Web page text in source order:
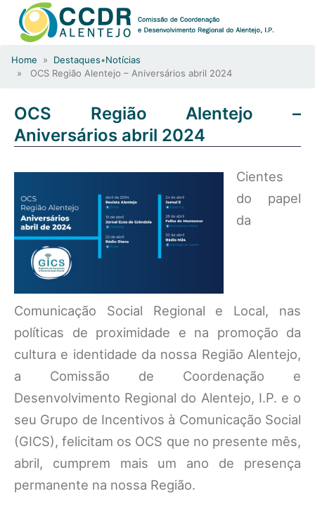
Home » Destaques•Notícias
» OCS Região Alentejo – Aniversários abril 2024
OCS Região Alentejo –
Aniversários abril 2024
Cientes
do papel
da
Comunicação Social Regional e Local, nas
políticas de proximidade e na promoção da
cultura e identidade da nossa Região Alentejo,
a Comissão de Coordenação e
Desenvolvimento Regional do Alentejo, I.P. e o
seu Grupo de Incentivos à Comunicação Social
(GICS), felicitam os OCS que no presente mês,
abril, cumprem mais um ano de presença
permanente na nossa Região.